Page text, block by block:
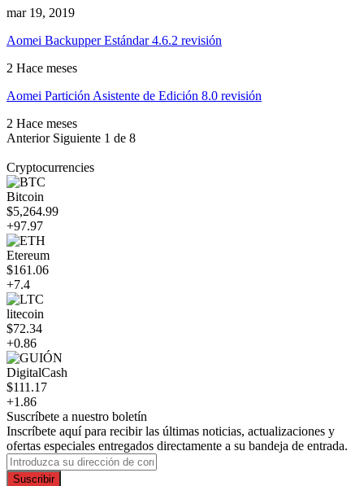
mar 19, 2019
Aomei Backupper Estándar 4.6.2 revisión
2 Hace meses
Aomei Partición Asistente de Edición 8.0 revisión
2 Hace meses
Anterior Siguiente 1 de 8
Cryptocurrencies
Bitcoin
$5,264.99
+97.97
Etereum
$161.06
+7.4
litecoin
$72.34
+0.86
DigitalCash
$111.17
+1.86
Suscríbete a nuestro boletín
Inscríbete aquí para recibir las últimas noticias, actualizaciones y
ofertas especiales entregados directamente a su bandeja de entrada.
Suscribir